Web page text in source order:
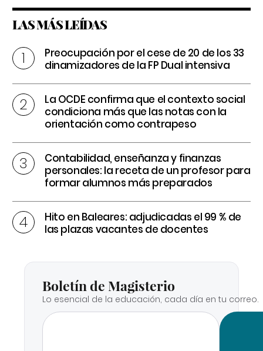
LAS MÁS LEÍDAS
Preocupación por el cese de 20 de los 33
dinamizadores de la FP Dual intensiva
La OCDE confirma que el contexto social
condiciona más que las notas con la
orientación como contrapeso
Contabilidad, enseñanza y finanzas
personales: la receta de un profesor para
formar alumnos más preparados
Hito en Baleares: adjudicadas el 99 % de
las plazas vacantes de docentes
Boletín de Magisterio
Lo esencial de la educación, cada día en tu correo.